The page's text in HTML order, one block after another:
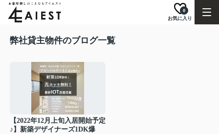
お気に入り
0
弊社貸主物件のブログ一覧
【2022年12月上旬入居開始予定
♪】新築デザイナーズ1DK爆